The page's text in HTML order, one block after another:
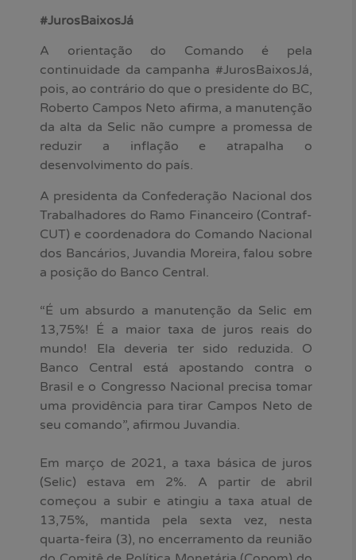
#JurosBaixosJá
A orientação do Comando é pela
continuidade da campanha #JurosBaixosJá,
pois, ao contrário do que o presidente do BC,
Roberto Campos Neto afirma, a manutenção
da alta da Selic não cumpre a promessa de
reduzir a inflação e atrapalha o
desenvolvimento do país.
A presidenta da Confederação Nacional dos
Trabalhadores do Ramo Financeiro (Contraf-
CUT) e coordenadora do Comando Nacional
dos Bancários, Juvandia Moreira, falou sobre
a posição do Banco Central.
“É um absurdo a manutenção da Selic em
13,75%! É a maior taxa de juros reais do
mundo! Ela deveria ter sido reduzida. O
Banco Central está apostando contra o
Brasil e o Congresso Nacional precisa tomar
uma providência para tirar Campos Neto de
seu comando”, afirmou Juvandia.
Em março de 2021, a taxa básica de juros
(Selic) estava em 2%. A partir de abril
começou a subir e atingiu a taxa atual de
13,75%, mantida pela sexta vez, nesta
quarta-feira (3), no encerramento da reunião